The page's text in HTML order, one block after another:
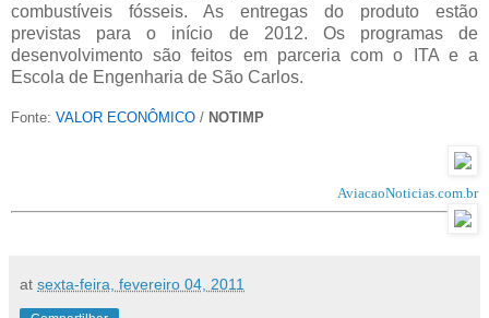
combustíveis fósseis. As entregas do produto estão
previstas para o início de 2012. Os programas de
desenvolvimento são feitos em parceria com o ITA e a
Escola de Engenharia de São Carlos.
Fonte: VALOR ECONÔMICO / NOTIMP
AviacaoNoticias.com.br
at sexta-feira, fevereiro 04, 2011